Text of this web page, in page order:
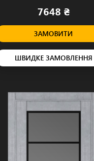
7648 ₴
ЗАМОВИТИ
ШВИДКЕ ЗАМОВЛЕННЯ